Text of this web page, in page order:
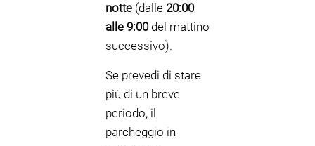
notte (dalle 20:00
alle 9:00del mattino
successivo).
Se prevedi di stare
più di un breve
periodo, il
parcheggio in